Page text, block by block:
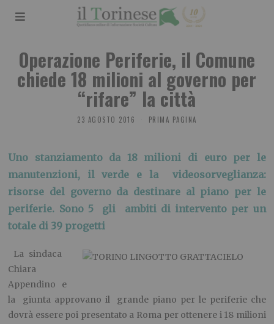
Operazione Periferie, il Comune
chiede 18 milioni al governo per
“rifare” la città
23 AGOSTO 2016 PRIMA PAGINA
Uno stanziamento da 18 milioni di euro per le
manutenzioni, il verde e la videosorveglianza:
risorse del governo da destinare al piano per le
periferie. Sono 5 gli ambiti di intervento per un
totale di 39 progetti
La sindaca
Chiara
Appendino e
la giunta approvano il grande piano per le periferie che
dovrà essere poi presentato a Roma per ottenere i 18 milioni